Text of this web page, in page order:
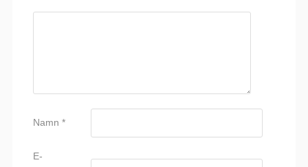
Namn *
E-